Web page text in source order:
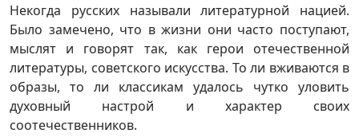
Некогда русских называли литературной нацией.
Было замечено, что в жизни они часто поступают,
мыслят и говорят так, как герои отечественной
литературы, советского искусства. То ли вживаются в
образы, то ли классикам удалось чутко уловить
духовный настрой и характер своих
соотечественников.